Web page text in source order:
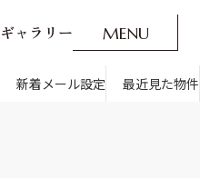
ギャ ラ リ ー MENU
O
CLOSE
新着メール設定 最近見た物件